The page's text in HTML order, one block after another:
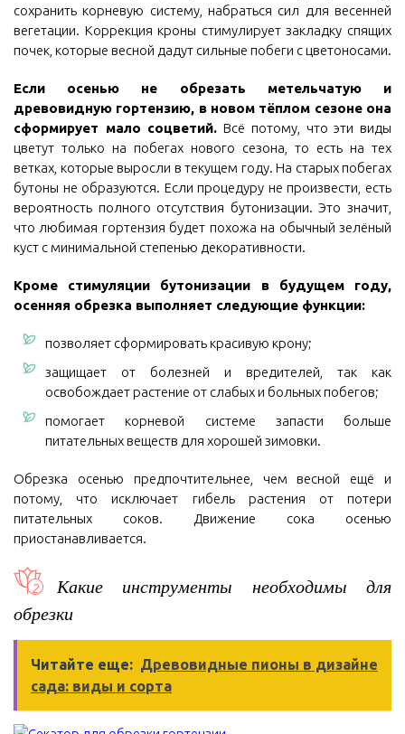
сохранить корневую систему, набраться сил для весенней
вегетации. Коррекция кроны стимулирует закладку спящих
почек, которые весной дадут сильные побеги с цветоносами.
Если осенью не обрезать метельчатую и
древовидную гортензию, в новом тёплом сезоне она
сформирует мало соцветий. Всё потому, что эти виды
цветут только на побегах нового сезона, то есть на тех
ветках, которые выросли в текущем году. На старых побегах
бутоны не образуются. Если процедуру не произвести, есть
вероятность полного отсутствия бутонизации. Это значит,
что любимая гортензия будет похожа на обычный зелёный
куст с минимальной степенью декоративности.
Кроме стимуляции бутонизации в будущем году,
осенняя обрезка выполняет следующие функции:
позволяет сформировать красивую крону;
защищает от болезней и вредителей, так как
освобождает растение от слабых и больных побегов;
помогает корневой системе запасти больше
питательных веществ для хорошей зимовки.
Обрезка осенью предпочтительнее, чем весной ещё и
потому, что исключает гибель растения от потери
питательных соков. Движение сока осенью
приостанавливается.
Какие инструменты необходимы для
обрезки
Читайте еще: Древовидные пионы в дизайне
сада: виды и сорта